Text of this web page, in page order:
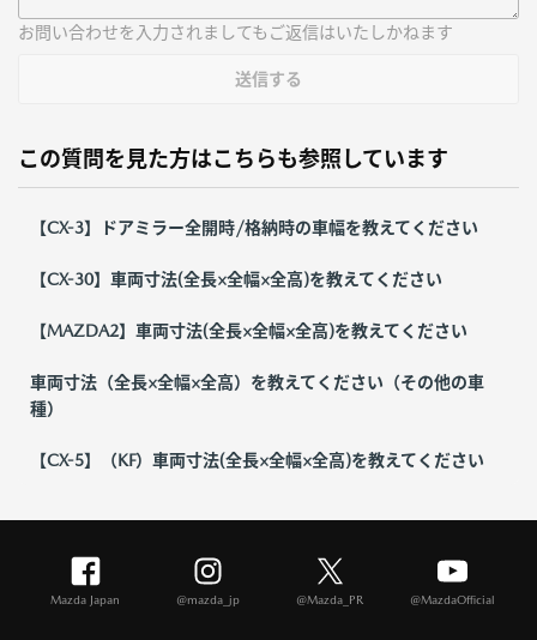
お問い合わせを入力されましてもご返信はいたしかねます
送信する
この質問を見た方はこちらも参照しています
【CX-3】ドアミラー全開時/格納時の車幅を教えてください
【CX-30】車両寸法(全長×全幅×全高)を教えてください
【MAZDA2】車両寸法(全長×全幅×全高)を教えてください
車両寸法（全長×全幅×全高）を教えてください（その他の車
種）
【CX-5】（KF）車両寸法(全長×全幅×全高)を教えてください
Mazda Japan @mazda_jp @Mazda_PR @MazdaOfficial